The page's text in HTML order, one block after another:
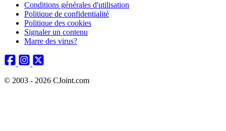
Conditions générales d'utilisation
Politique de confidentialité
Politique des cookies
Signaler un contenu
Marre des virus?
© 2003 - 2026 CJoint.com